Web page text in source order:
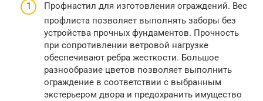
Профнастил для изготовления ограждений. Вес
профлиста позволяет выполнять заборы без
устройства прочных фундаментов. Прочность
при сопротивлении ветровой нагрузке
обеспечивают ребра жесткости. Большое
разнообразие цветов позволяет выполнить
ограждение в соответствии с выбранным
экстерьером двора и предохранить имущество